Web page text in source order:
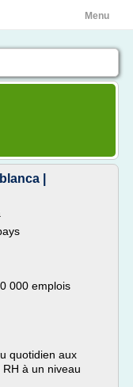
Menu
|
000 emplois
quotidien aux
à un niveau